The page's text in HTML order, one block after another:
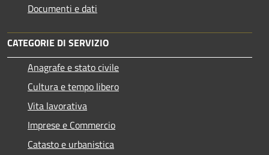
Documenti e dati
CATEGORIE DI SERVIZIO
Anagrafe e stato civile
Cultura e tempo libero
Vita lavorativa
Imprese e Commercio
Catasto e urbanistica